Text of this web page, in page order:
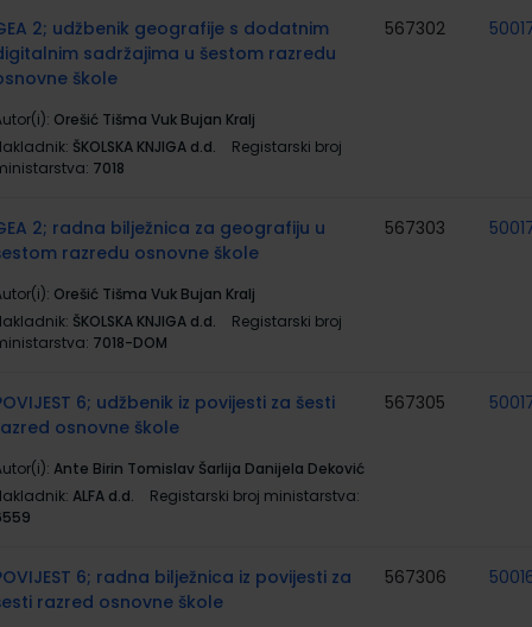
2; udžbenik geografije s dodatnim
sadržajima u šestom razredu
škole
Orešić Tišma Vuk Bujan Kralj
ŠKOLSKA KNJIGA d.d.
Registarski broj
7018
567302
2; radna bilježnica za geografiju u
razredu osnovne škole
Orešić Tišma Vuk Bujan Kralj
ŠKOLSKA KNJIGA d.d.
Registarski broj
7018-DOM
567303
6; udžbenik iz povijesti za šesti
osnovne škole
Ante Birin Tomislav Šarlija Danijela Deković
ALFA d.d.
Registarski broj ministarstva:
567305
6; radna bilježnica iz povijesti za
razred osnovne škole
567306